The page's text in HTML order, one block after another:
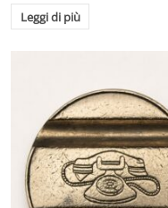
Leggi di più